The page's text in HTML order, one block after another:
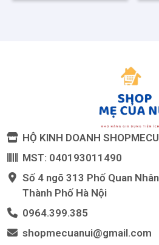
HỘ KINH DOANH
MST: 040193011490
Số 4 ngõ 313 Phố Quan
Thành Phố Hà Nội
0964.399.385
shopmecuanui@gmail.com